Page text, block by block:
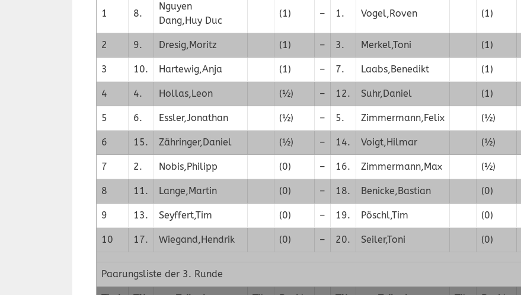
1 8.
Nguyen
Dang,Huy Duc
(1) – 1. Vogel,Roven (1)
2 9. Dresig,Moritz (1) – 3. Merkel,Toni (1)
3 10. Hartewig,Anja (1) – 7. Laabs,Benedikt (1)
4 4. Hollas,Leon (½) – 12. Suhr,Daniel (1)
5 6. Essler,Jonathan (½) – 5. Zimmermann,Felix (½)
6 15. Zähringer,Daniel (½) – 14. Voigt,Hilmar (½)
7 2. Nobis,Philipp (0) – 16. Zimmermann,Max (½)
8 11. Lange,Martin (0) – 18. Benicke,Bastian (0)
9 13. Seyffert,Tim (0) – 19. Pöschl,Tim (0)
10 17. Wiegand,Hendrik (0) – 20. Seiler,Toni (0)
Paarungsliste der 3. Runde